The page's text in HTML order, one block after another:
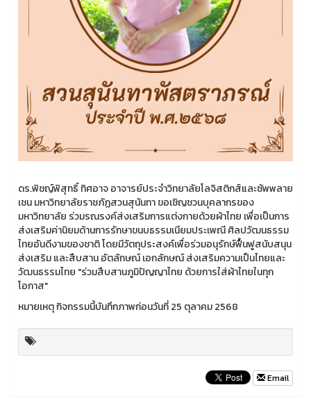
ดร.พิชญ์พิสุทธิ์ ทิศอาจ อาจารย์ประจำวิทยาลัยโลจิสติกส์และซัพพลาย
เชน มหาวิทยาลัยราชภัฏสวนสุนันทา ขอเชิญชวนบุคลากรของ
มหาวิทยาลัย ร่วมรณรงค์ส่งเสริมการแต่งกายด้วยผ้าไทย เพื่อเป็นการ
ส่งเสริมค่านิยมด้านการรักษาขนบธรรมเนียมประเพณี ศิลปวัฒนธรรม
ไทยอันดีงามของชาติ โดยมีวัตถุประสงค์เพื่อร่วมอนุรักษ์ฟื้นฟูสนับสนุน
ส่งเสริม และสืบสาน อัตลักษณ์ เอกลักษณ์ ส่งเสริมความเป็นไทยและ
วัฒนธรรมไทย "ร่วมสืบสานภูมิปัญญาไทย ด้วยการใส่ผ้าไทยในทุก
โอกาส"
หมายเหตุ กิจกรรมนี้บันทึกภาพก่อนวันที่ 25 ตุลาคม 2568
Email